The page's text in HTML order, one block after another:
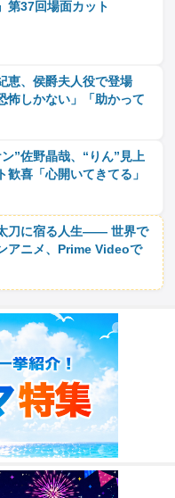
第37回場面カット
恵、侯爵夫人役で登場
怖しかない」「助かって
ン”佐野晶哉、“りん”見上
喜「心開いてきてる」
刀に宿る人生―― 世界で
アニメ、Prime Videoで